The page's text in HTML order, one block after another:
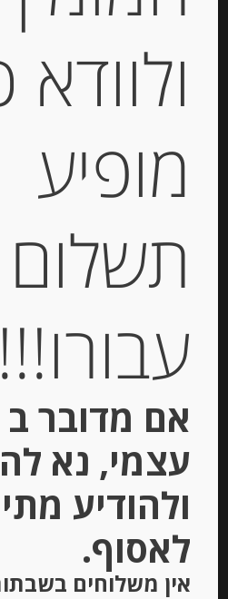
גבינה טריה למריחה
₪20.00
יחידות
Out of
ולוודא
מופיע
תשלום
אם מדובר ב
עצמי, נא
ולהודיע
לאסוף.
אין משלוחים